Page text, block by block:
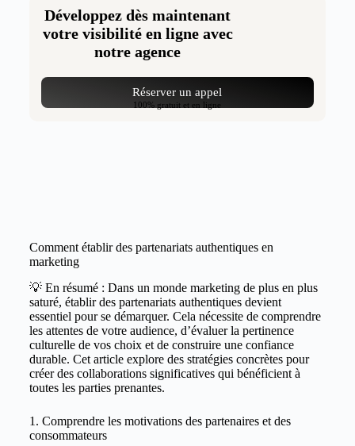
Développez dès maintenant
votre visibilité en ligne avec
notre agence
Réserver un appel
100% gratuit et en ligne
Comment établir des partenariats authentiques en
marketing
💡 En résumé : Dans un monde marketing de plus en plus
saturé, établir des partenariats authentiques devient
essentiel pour se démarquer. Cela nécessite de comprendre
les attentes de votre audience, d’évaluer la pertinence
culturelle de vos choix et de construire une confiance
durable. Cet article explore des stratégies concrètes pour
créer des collaborations significatives qui bénéficient à
toutes les parties prenantes.
1. Comprendre les motivations des partenaires et des
consommateurs